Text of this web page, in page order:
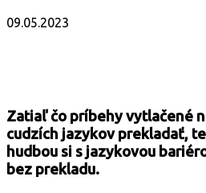
09.05.2023
Zatiaľ čo príbehy vytlačené
cudzích jazykov prekladať,
hudbou si s jazykovou
bez prekladu.